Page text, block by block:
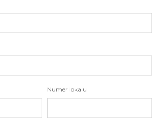
Numer lokalu